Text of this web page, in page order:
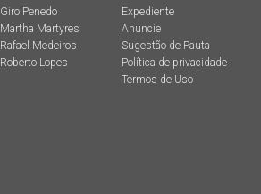
Giro Penedo
Martha Martyres
Rafael Medeiros
Roberto Lopes
Expediente
Anuncie
Sugestão de Pauta
Política de privacidade
Termos de Uso